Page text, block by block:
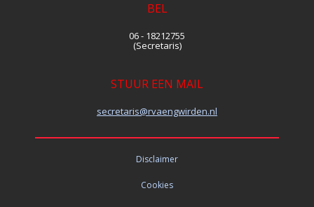
BEL
06 - 18212755
(Secretaris)
STUUR EEN MAIL
siraterces@rvaengwirden.nl
Disclaimer
Cookies